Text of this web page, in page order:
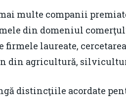
multe companii
din domeniul
firmele laureate,
din agricultură,
distincţiile acordate